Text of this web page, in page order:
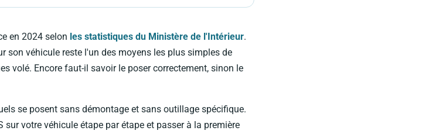
en 2024 selon les statistiques du Ministère de l'Intérieur.
son véhicule reste l'un des moyens les plus simples de
volé. Encore faut-il savoir le poser correctement, sinon le
se posent sans démontage et sans outillage spécifique.
votre véhicule étape par étape et passer à la première